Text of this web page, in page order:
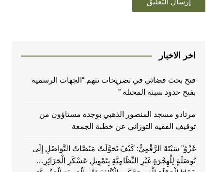
اخر الاخبار
فتح بحث قضائي في تصريحات تتهم “الجهات الرسمية
بفتح حدود سبتة المحتلة ”
مرتادو مسجد المنصور الذهبي بوجدة مستاؤون من
توقيف الفقيه التوزاني عن خطبة الجمعة
غَزْوُ” سَبْتَةَ الرَّقْمِيُّ: كَيْفَ تَحَوَّلَتْ مَنَصَّاتُ التَّوَاصُلِ إِلَى
بُوصَلَةٍ لِلْهِجْرَةِ غَيْرِ النِّظَامِيَّةِ بِتَمْوِيلِ عَسْكَرِ الْجَزَائِرِ…